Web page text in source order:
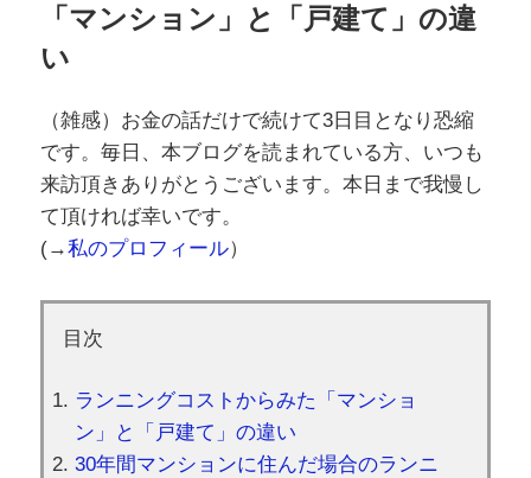
「マンション」と「戸建て」の違
い
（雑感）お金の話だけで続けて3日目となり恐縮
です。毎日、本ブログを読まれている方、いつも
来訪頂きありがとうございます。本日まで我慢し
て頂ければ幸いです。
(→私のプロフィール）
目次
ランニングコストからみた「マンショ
ン」と「戸建て」の違い
30年間マンションに住んだ場合のランニ